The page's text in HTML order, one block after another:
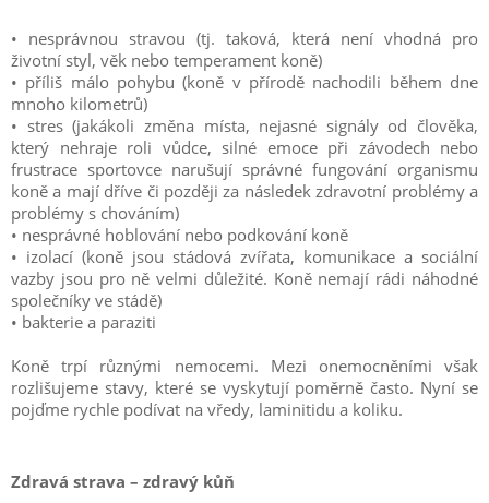
• nesprávnou stravou (tj. taková, která není vhodná pro
životní styl, věk nebo temperament koně)
• příliš málo pohybu (koně v přírodě nachodili během dne
mnoho kilometrů)
• stres (jakákoli změna místa, nejasné signály od člověka,
který nehraje roli vůdce, silné emoce při závodech nebo
frustrace sportovce narušují správné fungování organismu
koně a mají dříve či později za následek zdravotní problémy a
problémy s chováním)
• nesprávné hoblování nebo podkování koně
• izolací (koně jsou stádová zvířata, komunikace a sociální
vazby jsou pro ně velmi důležité. Koně nemají rádi náhodné
společníky ve stádě)
• bakterie a paraziti
Koně trpí různými nemocemi. Mezi onemocněními však
rozlišujeme stavy, které se vyskytují poměrně často. Nyní se
pojďme rychle podívat na vředy, laminitidu a koliku.
Zdravá strava – zdravý kůň